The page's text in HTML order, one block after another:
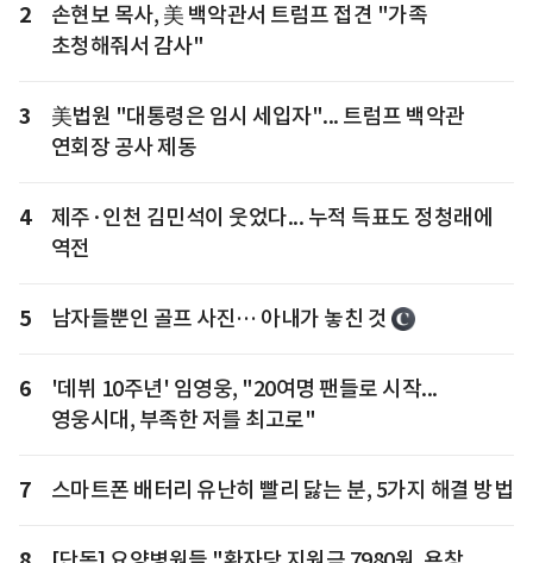
2
손현보 목사, 美 백악관서 트럼프 접견 "가족
초청해줘서 감사"
3
美법원 "대통령은 임시 세입자"... 트럼프 백악관
연회장 공사 제동
4
제주·인천 김민석이 웃었다... 누적 득표도 정청래에
역전
5 남자들뿐인 골프 사진… 아내가 놓친 것
6
'데뷔 10주년' 임영웅, "20여명 팬들로 시작...
영웅시대, 부족한 저를 최고로"
7 스마트폰 배터리 유난히 빨리 닳는 분, 5가지 해결 방법